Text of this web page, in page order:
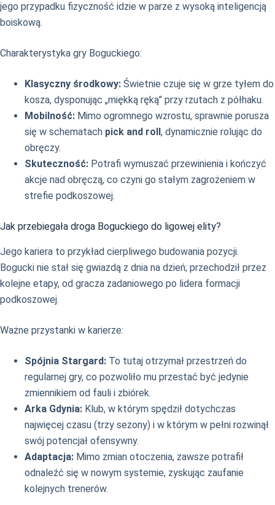
jego przypadku fizyczność idzie w parze z wysoką inteligencją
boiskową.
Charakterystyka gry Boguckiego:
Klasyczny środkowy: Świetnie czuje się w grze tyłem do
kosza, dysponując „miękką ręką” przy rzutach z półhaku.
Mobilność: Mimo ogromnego wzrostu, sprawnie porusza
się w schematach pick and roll , dynamicznie rolując do
obręczy.
Skuteczność: Potrafi wymuszać przewinienia i kończyć
akcje nad obręczą, co czyni go stałym zagrożeniem w
strefie podkoszowej.
Jak przebiegała droga Boguckiego do ligowej elity?
Jego kariera to przykład cierpliwego budowania pozycji.
Bogucki nie stał się gwiazdą z dnia na dzień; przechodził przez
kolejne etapy, od gracza zadaniowego po lidera formacji
podkoszowej.
Ważne przystanki w karierze:
Spójnia Stargard: To tutaj otrzymał przestrzeń do
regularnej gry, co pozwoliło mu przestać być jedynie
zmiennikiem od fauli i zbiórek.
Arka Gdynia: Klub, w którym spędził dotychczas
najwięcej czasu (trzy sezony) i w którym w pełni rozwinął
swój potencjał ofensywny.
Adaptacja: Mimo zmian otoczenia, zawsze potrafił
odnaleźć się w nowym systemie, zyskując zaufanie
kolejnych trenerów.